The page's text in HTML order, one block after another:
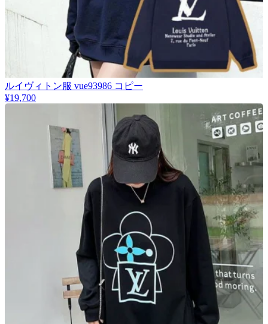
​ルイヴィトン服 vue93986 コピー
¥19,700